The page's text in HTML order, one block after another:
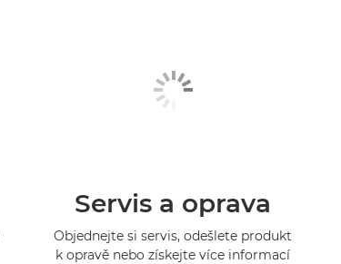
Servis a oprava
Objednejte si servis, odešlete produkt
k opravě nebo získejte více informací